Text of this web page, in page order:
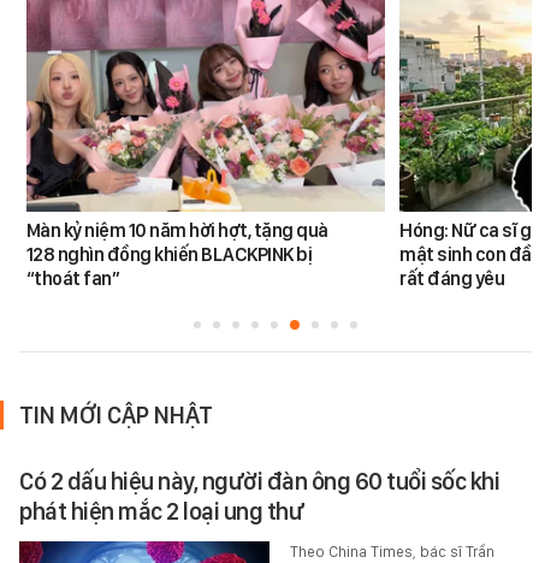
Màn kỷ niệm 10 năm hời hợt, tặng quà
128 nghìn đồng khiến BLACKPINK bị
“thoát fan”
Hóng: Nữ ca sĩ
mật sinh con
rất đáng yêu
TIN MỚI CẬP NHẬT
Có 2 dấu hiệu này, người đàn ông 60 tuổi sốc khi
phát hiện mắc 2 loại ung thư
Theo China Times, bác sĩ Trần